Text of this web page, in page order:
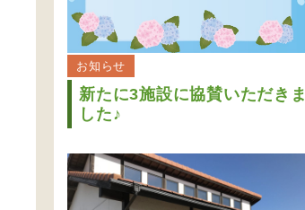
お知らせ
新たに3施設に協賛いただきま
した♪